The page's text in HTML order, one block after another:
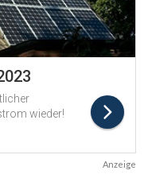
Anzeige